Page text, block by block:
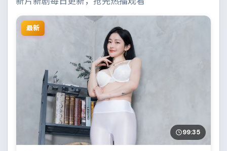
最新
99:35